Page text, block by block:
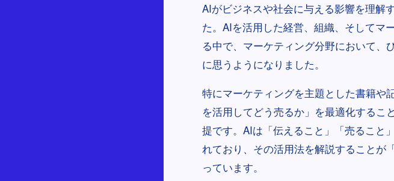
AIがビジネスや社会に与える影響を理解
た。AIを活用した経営、組織、そしてマ
る中で、マーケティング分野において、
に思うようになりました。
特にマーケティングを主題とした書籍や
を活用してどう売るか」を最適化するこ
提です。AIは「伝えること」「売ること
れており、その活用法を解説することが
っています。